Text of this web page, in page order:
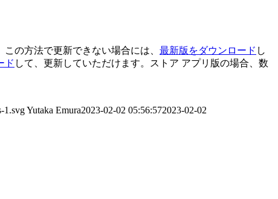
の方法で更新できない場合には、 最新版をダウンロード し
ド して、更新していただけます。ストア アプリ版の場合、数
1.svgYutaka Emura2023-02-02 05:56:572023-02-02